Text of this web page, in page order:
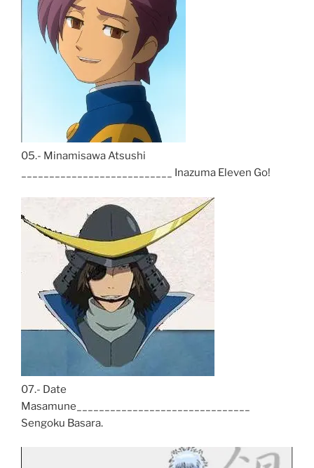
05.- Minamisawa Atsushi
___________________________ Inazuma Eleven Go!
07.- Date
Masamune_______________________________
Sengoku Basara.